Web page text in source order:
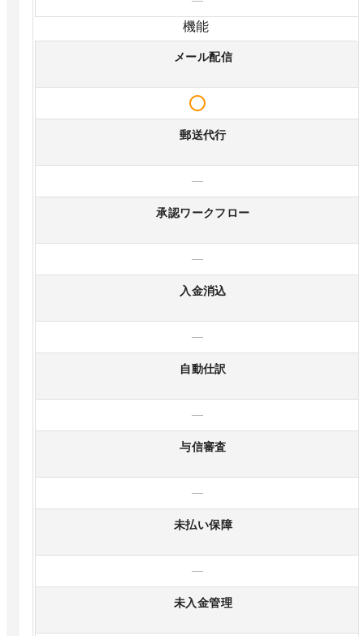
機能
メール配信
郵送代行
—
承認ワークフロー
—
入金消込
—
自動仕訳
—
与信審査
—
未払い保障
—
未入金管理